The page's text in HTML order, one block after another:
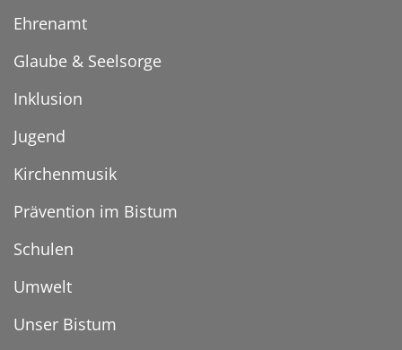
Ehrenamt
Glaube & Seelsorge
Inklusion
Jugend
Kirchenmusik
Prävention im Bistum
Schulen
Umwelt
Unser Bistum